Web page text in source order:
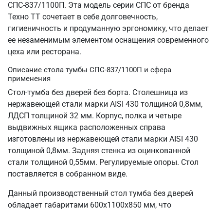
СПС-837/1100П. Эта модель серии СПС от бренда
Техно ТТ сочетает в себе долговечность,
гигиеничность и продуманную эргономику, что делает
ее незаменимым элементом оснащения современного
цеха или ресторана.
Описание стола тумбы СПС-837/1100П и сфера
применения
Стол-тумба без дверей без борта. Столешница из
нержавеющей стали марки AISI 430 толщиной 0,8мм,
ЛДСП толщиной 32 мм. Корпус, полка и четыре
выдвижных ящика расположенных справа
изготовлены из нержавеющей стали марки AISI 430
толщиной 0,8мм. Задняя стенка из оцинкованной
стали толщиной 0,55мм. Регулируемые опоры. Стол
поставляется в собранном виде.
Данный производственный стол тумба без дверей
обладает габаритами 600х1100х850 мм, что